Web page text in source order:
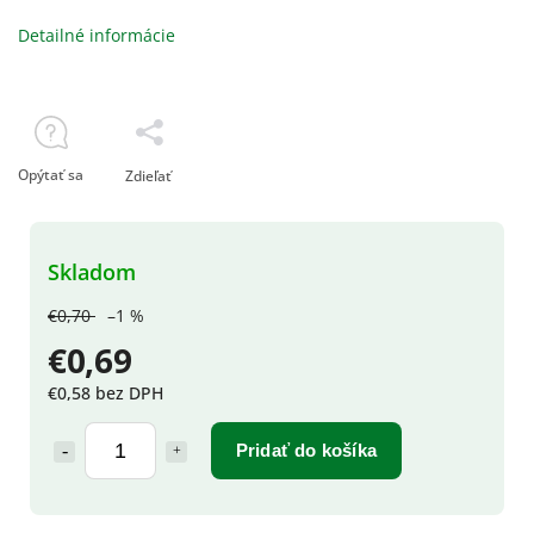
€0,70 –1 %
€0,69
€0,58 bez DPH
Pridať do košíka
Skladom
Detailné informácie
Opýtať sa Zdieľať